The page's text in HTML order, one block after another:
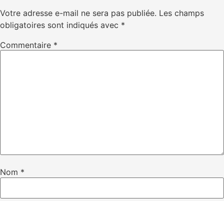
Votre adresse e-mail ne sera pas publiée. Les champs
obligatoires sont indiqués avec *
Commentaire *
Nom *